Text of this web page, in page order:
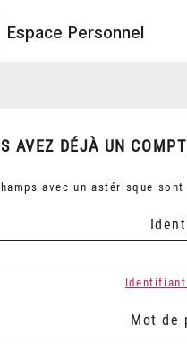
Espace Personnel
AVEZ DÉJÀ UN
avec un astérisque
Mot de